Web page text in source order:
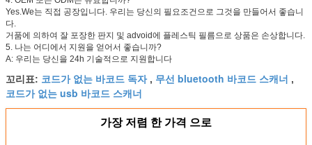
Yes.We는 직접 공장입니다. 우리는 당신의 필요조건으로 그것을 만들어서 좋습니
다.
거품에 의하여 잘 포장한 판지 및 advoid에 플레스틱 필름으로 상품은 손상합니다.
5. 나는 어디에서 지원을 얻어서 좋습니까?
A: 우리는 당신을 24h 기술적으로 지원합니다
꼬리표: 코드가 없는 바코드 독자, 무선 bluetooth 바코드 스캐너 ,
코드가 없는 usb 바코드 스캐너
가장 저렴 한 가격 으로